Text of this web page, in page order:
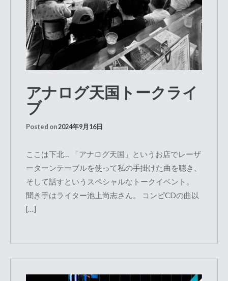
アナログ天国トークライ
ブ
Posted on2024年9月16日
ここは下北… 「アナログ天国」というお店でレーザ
ーターンテーブルを使って私の手掛けた曲を聴き、
そして話すというスペシャルなトークイベント。
聞き手はライター池上尚志さん。 コンピCDの曲以
[…]